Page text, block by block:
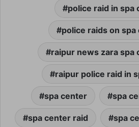
police raid in spa
police raids on
raipur news zara spa
raipur police raid in
spa center spa
spa center raid spa